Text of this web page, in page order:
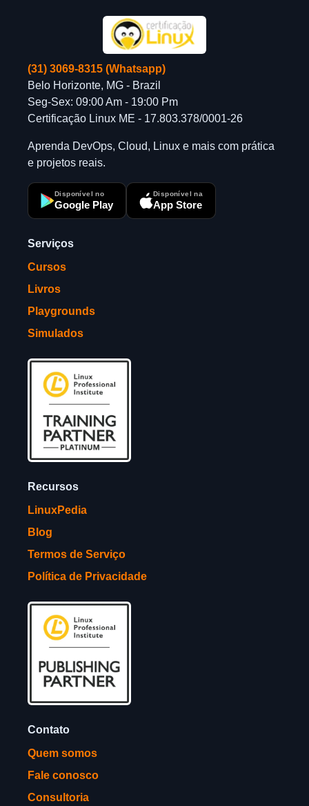
(31) 3069-8315 (Whatsapp)
Belo Horizonte, MG - Brazil
Seg-Sex: 09:00 Am - 19:00 Pm
Certificação Linux ME - 17.803.378/0001-26
Aprenda DevOps, Cloud, Linux e mais com prática
e projetos reais.
Disponível no
Google Play
Disponível na
App Store
Serviços
Cursos
Livros
Playgrounds
Simulados
Recursos
LinuxPedia
Blog
Termos de Serviço
Política de Privacidade
Contato
Quem somos
Fale conosco
Consultoria